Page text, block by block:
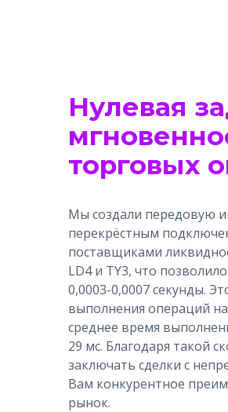
Нулевая
торговых
Мы создали передовую
перекрёстным
поставщиками
LD4 и TY3, что
0,0003-0,0007 секунды.
выполнения операций
среднее время
29 мс. Благодаря такой
заключать сделки с
Вам конкурентное
рынок.